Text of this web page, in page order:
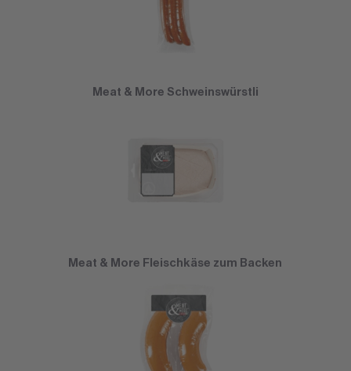
Meat & More Schweinswürstli
Meat & More Fleischkäse zum Backen